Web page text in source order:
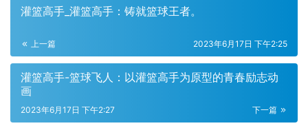
灌篮高手_灌篮高手：铸就篮球王者。
上一篇 2023年6月17日 下午2:25
灌篮高手-篮球飞人：以灌篮高手为原型的青春励志动
画
下一篇
2023年6月17日 下午2:27